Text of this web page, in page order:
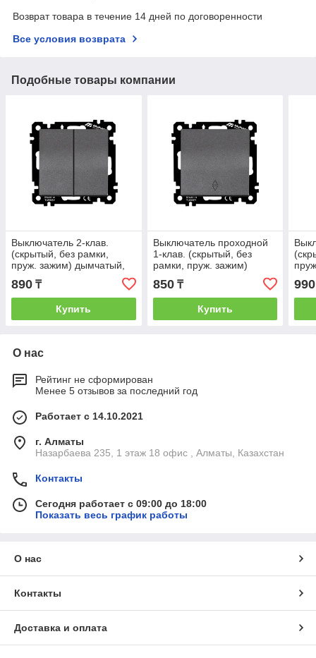
Возврат товара в течение 14 дней по договоренности
Все условия возврата
Подобные товары компании
Выключатель 2-клав.
(скрытый, без рамки,
пруж. зажим) дымчатый,
DARIA, MUTLUSAN
890 ₸
Купить
Выключатель проходной
1-клав. (скрытый, без
рамки, пруж. зажим)
дымчатый, DARIA,
MUTLUSAN
850₸
Купить
990
О нас
Рейтинг не сформирован
Менее 5 отзывов за последний год
Работает с 14.10.2021
г. Алматы
Назарбаева 235, 1 этаж 18 офис , Алматы, Казахстан
Контакты
Сегодня работает с 09:00 до 18:00
Показать весь график работы
О нас
Контакты
Доставка и оплата